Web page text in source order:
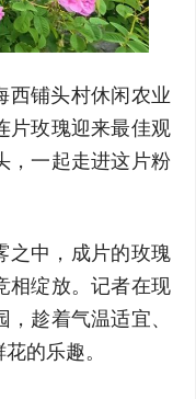
西铺头村休闲农业
片玫瑰迎来最佳观
，一起走进这片粉
之中，成片的玫瑰
相绽放。记者在现
趁着气温适宜、
的乐趣。